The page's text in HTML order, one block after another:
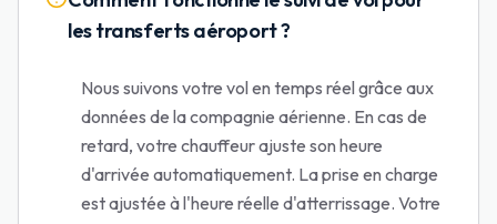
les transferts aéroport ?
Nous suivons votre vol en temps réel grâce aux
données de la compagnie aérienne. En cas de
retard, votre chauffeur ajuste son heure
d'arrivée automatiquement. La prise en charge
est ajustée à l'heure réelle d'atterrissage. Votre